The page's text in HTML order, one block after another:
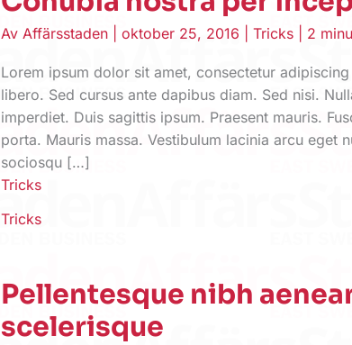
AvAffärsstaden |oktober 25, 2016 |Tricks 2
Lorem ipsum dolor sit amet, consectetur
libero. Sed cursus ante dapibus diam. Sed nisi.
imperdiet. Duis sagittis ipsum. Praesent mauris.
porta. Mauris massa. Vestibulum lacinia arcu eget
sociosqu […]
Tricks
Tricks
Pellentesque nibh
scelerisque